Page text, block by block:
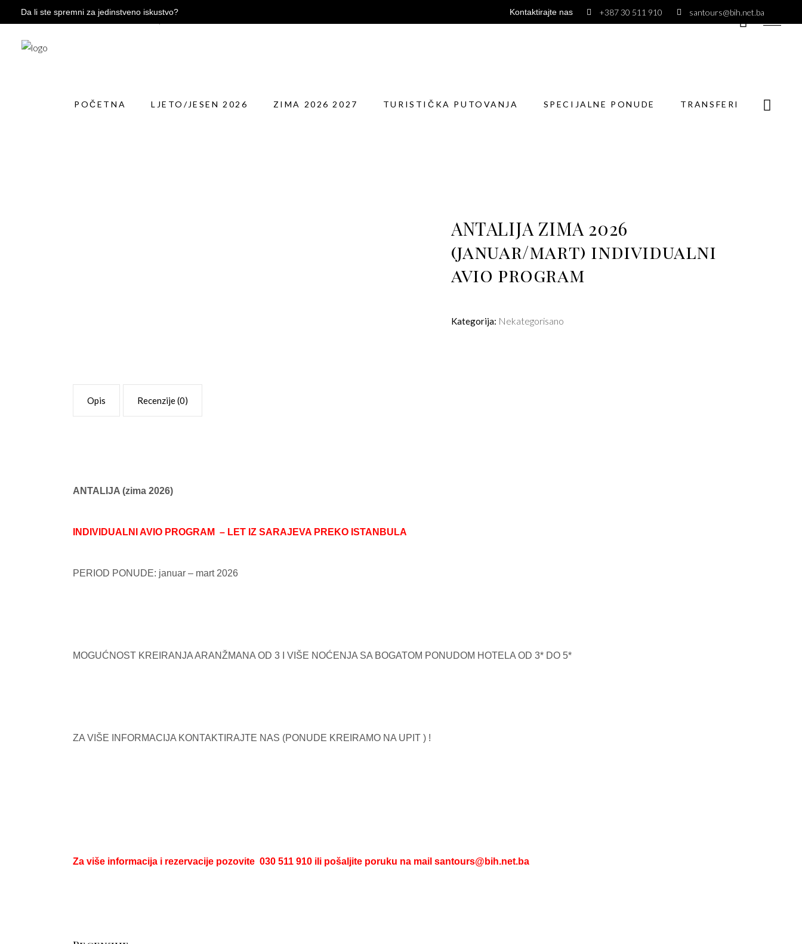
Da li ste spremni za jedinstveno iskustvo? Kontaktirajte nas +387 30 511 910 santours@bih.net.ba
POČETNA LJETO/JESEN 2026 ZIMA 2026 2027 TURISTIČKA PUTOVANJA SPECIJALNE PONUDE TRANSFERI
ANTALIJA ZIMA 2026
(januar/mart) individualni
avio program
Kategorija: Nekategorisano
Opis Recenzije (0)
ANTALIJA (zima 2026)
INDIVIDUALNI AVIO PROGRAM – LET IZ SARAJEVA PREKO ISTANBULA
PERIOD PONUDE: januar – mart 2026
MOGUĆNOST KREIRANJA ARANŽMANA OD 3 I VIŠE NOĆENJA SA BOGATOM PONUDOM HOTELA OD 3* DO 5*
ZA VIŠE INFORMACIJA KONTAKTIRAJTE NAS (PONUDE KREIRAMO NA UPIT ) !
Za više informacija i rezervacije pozovite 030 511 910 ili pošaljite poruku na mail santours@bih.net.ba